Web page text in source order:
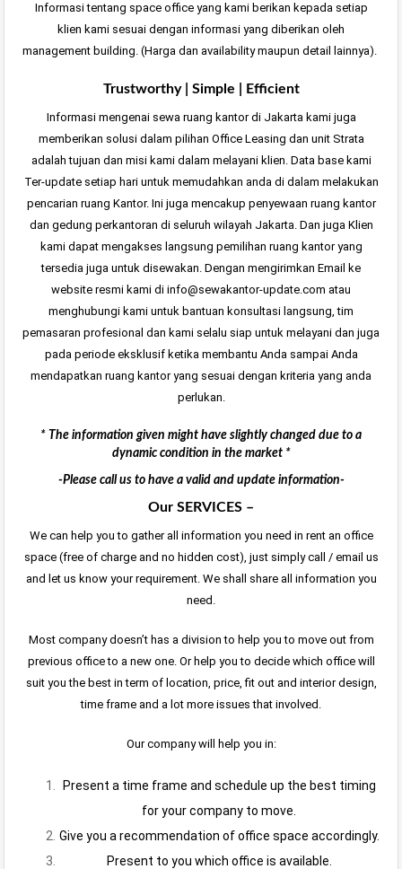
Informasi tentang space office yang kami berikan kepada setiap
klien kami sesuai dengan informasi yang diberikan oleh
management building. (Harga dan availability maupun detail lainnya).
Trustworthy | Simple | Efficient
Informasi mengenai sewa ruang kantor di Jakarta kami juga
memberikan solusi dalam pilihan Office Leasing dan unit Strata
adalah tujuan dan misi kami dalam melayani klien. Data base kami
Ter-update setiap hari untuk memudahkan anda di dalam melakukan
pencarian ruang Kantor. Ini juga mencakup penyewaan ruang kantor
dan gedung perkantoran di seluruh wilayah Jakarta. Dan juga Klien
kami dapat mengakses langsung pemilihan ruang kantor yang
tersedia juga untuk disewakan. Dengan mengirimkan Email ke
website resmi kami di info@sewakantor-update.com atau
menghubungi kami untuk bantuan konsultasi langsung, tim
pemasaran profesional dan kami selalu siap untuk melayani dan juga
pada periode eksklusif ketika membantu Anda sampai Anda
mendapatkan ruang kantor yang sesuai dengan kriteria yang anda
perlukan.
* The information given might have slightly changed due to a
dynamic condition in the market *
-Please call us to have a valid and update information-
Our SERVICES –
We can help you to gather all information you need in rent an office
space (free of charge and no hidden cost), just simply call / email us
and let us know your requirement. We shall share all information you
need.
Most company doesn’t has a division to help you to move out from
previous office to a new one. Or help you to decide which office will
suit you the best in term of location, price, fit out and interior design,
time frame and a lot more issues that involved.
Our company will help you in:
Present a time frame and schedule up the best timing
for your company to move.
Give you a recommendation of office space accordingly.
Present to you which office is available.